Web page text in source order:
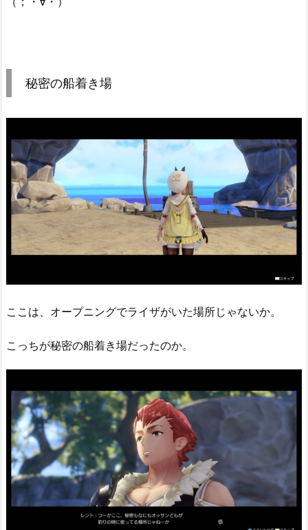
秘密の船着き場
ここは、オープニングでライザがいた場所じゃないか。
こっちが秘密の船着き場だったのか。